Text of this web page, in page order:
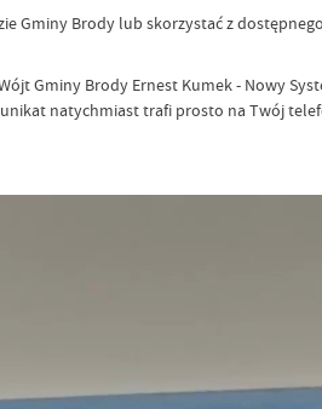
Gminy Brody lub skorzystać z
Gminy Brody Ernest Kumek - Nowy
natychmiast trafi prosto na Twój